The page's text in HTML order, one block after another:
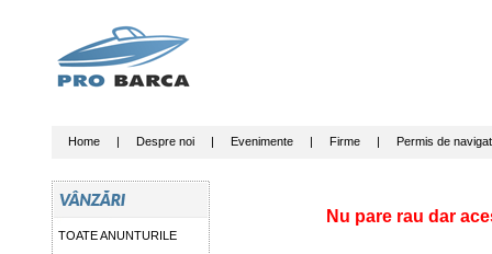
Home| Despre noi| Evenimente| Firme| Permis de
TOATE ANUNTURILE
Nu pare rau dar